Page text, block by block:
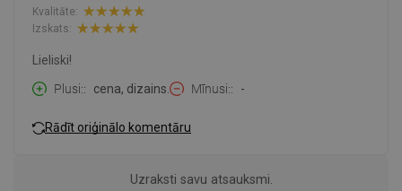
Kvalitāte:
Izskats:
Lieliski!
Plusi:
cena, dizains. Mīnusi: -
Rādīt oriģinālo komentāru
Uzraksti savu atsauksmi.